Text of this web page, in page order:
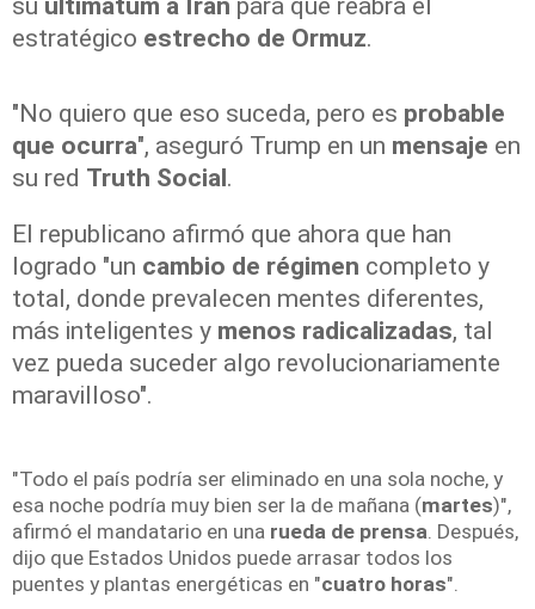
estratégico estrecho de Ormuz.
"No quiero que eso suceda, pero es probable
que ocurra", aseguró Trump en un mensaje en
su red Truth Social.
El republicano afirmó que ahora que han
logrado "un cambio de régimen completo y
total, donde prevalecen mentes diferentes,
más inteligentes y menos radicalizadas, tal
vez pueda suceder algo revolucionariamente
maravilloso".
"Todo el país podría ser eliminado en una sola noche, y
esa noche podría muy bien ser la de mañana (martes)",
afirmó el mandatario en una rueda de prensa. Después,
dijo que Estados Unidos puede arrasar todos los
puentes y plantas energéticas en "cuatro horas".